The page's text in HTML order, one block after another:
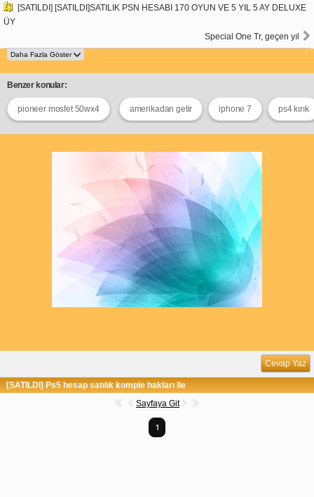
[SATILDI] [SATILDI]SATILIK PSN HESABI 170 OYUN VE 5 YIL 5 AY DELUXE
ÜY
Special One Tr, geçen yıl
Benzer konular:
pioneer mosfet 50wx4 amerikadan getir iphone 7 ps4 kırık
Cevap Yaz
[SATILDI] Ps5 hesap satılık komple hakları ile
Sayfaya Git
1